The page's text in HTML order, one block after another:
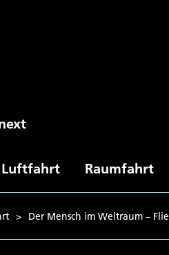
Luftfahrt Raumfahrt
> Der Mensch im Weltraum –